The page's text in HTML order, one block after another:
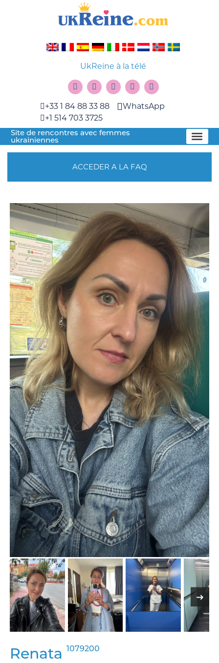
UkReine à la télé
+33 1 84 88 33 88
+1 514 703 3725
WhatsApp
Site de rencontres avec femmes
ukrainiennes
ACCEDER A LA FAQ
Renata 1079200